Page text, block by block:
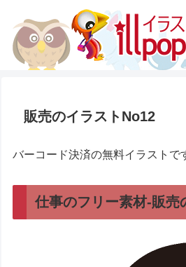
販売のイラストNo12
バーコード決済の無料イラストで
仕事のフリー素材-販売